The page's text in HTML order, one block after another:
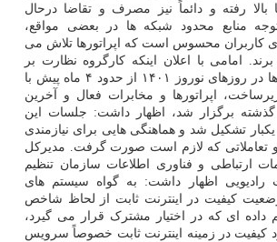
رفته و دائماً نیز مصرف و تقاضا درحال
منابع محدود شبکه ها در بعضی مواقع،
کاربران محسوس است که اپراتورها تلاش می
امامی با اعلان اینکه کارگروه نظارت بر
ارائه خدمات اپراتورها در روزهای نوروز ۱۴۰۱ از حدود ۴ ماه پیش با
اپراتورها و مخابرات فعال و آخرین
برگزار شد، اظهار داشت: جلسات این
تشکیل شد و هماهنگی هایی برای نیازمندی
و تعاملاتی که لازم است صورت گرفت. مدیرکل
ارتباطی و فناوری اطلاعات سازمان تنظیم
رادیویی اظهار داشت: به گواه سیستم های
کیفیت در اینترنت ثابت از لحاظ شاخص
داده ای که در اختیار مشترک قرار می گیرد،
کیفیت در زمینه اینترنت ثابت خصوصاً سرویس